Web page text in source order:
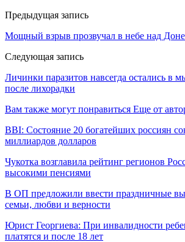
Предыдущая запись
Мощный взрыв прозвучал в небе над
Следующая запись
Личинки паразитов навсегда остались в
после лихорадки
Вам также могут понравиться Еще от
BBI: Состояние 20 богатейших россиян
миллиардов долларов
Чукотка возглавила рейтинг регионов
высокими пенсиями
В ОП предложили ввести праздничные
семьи, любви и верности
Юрист Георгиева: При инвалидности
платятся и после 18 лет